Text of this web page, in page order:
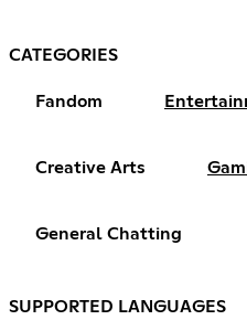
CATEGORIES
Fandom
Creative Arts
General Chatting
SUPPORTED LANGUAGES